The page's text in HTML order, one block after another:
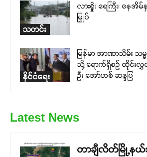
သတင်း
လားရှိုး ရေကြီး၊ နေအိ
မြှုပ်
နိုင်ငံရေး
မြန်မာ အာဏာသိမ်း
သို့ ရောက်ရှိစဉ် ထိုင်း
ဦး အော်ဟစ် ဆန္ဒပြ
Latest News
တာချီလိတ်မြို့န